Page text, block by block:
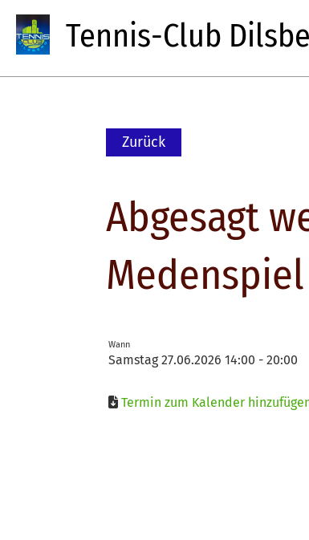
Tennis-Club
Zurück
Abgesagt
Wann
Samstag 27.06.2026 14:00 - 20:00
Termin zum Kalender